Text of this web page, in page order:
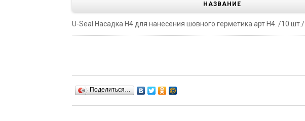
НАЗВАНИЕ
U-Seal Насадка H4 для нанесения шовного герметика арт H4. /10 шт./
Поделиться…